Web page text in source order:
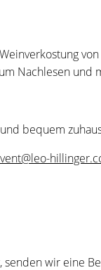
Nachlesen und
bequem
wir eine